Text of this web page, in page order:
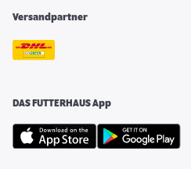
Versandpartner
DAS FUTTERHAUS App